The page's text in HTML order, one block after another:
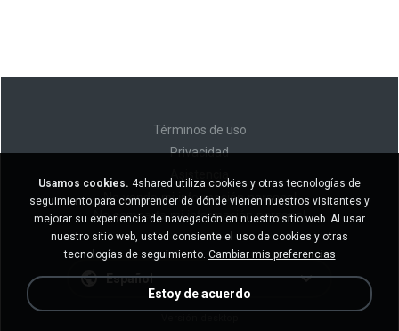
Términos de uso
Privacidad
No venda mi información personal
No comparta mi información personal
Español
Usamos cookies. 4shared utiliza cookies y otras tecnologías de
seguimiento para comprender de dónde vienen nuestros visitantes y
mejorar su experiencia de navegación en nuestro sitio web. Al usar
nuestro sitio web, usted consiente el uso de cookies y otras
tecnologías de seguimiento. Cambiar mis preferencias
Estoy de acuerdo